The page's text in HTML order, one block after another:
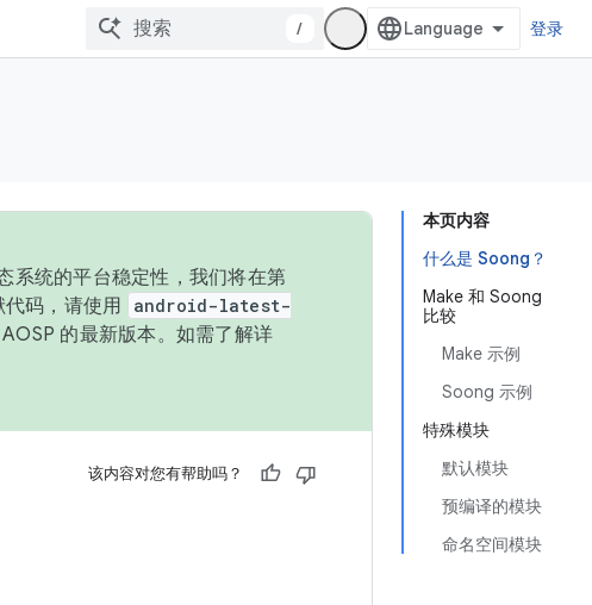
/ 登录
本页内容
什么是 Soong？
Make 和 Soong
比较
Make 示例
Soong 示例
特殊模块
默认模块
预编译的模块
命名空间模块
系统的平台稳定性，我们将在第
码，请使用
android-latest-
的最新版本。如需了解详
该内容对您有帮助吗？